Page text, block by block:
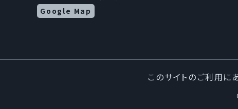
Google Map
このサイトのご利用に